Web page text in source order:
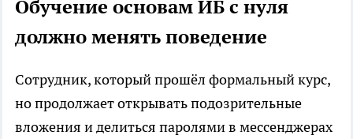
Обучение основам ИБ с нуля
должно менять поведение
Сотрудник, который прошёл формальный курс,
но продолжает открывать подозрительные
вложения и делиться паролями в мессенджерах